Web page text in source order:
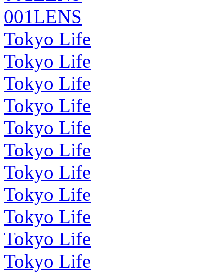
001LENS
Tokyo Life
Tokyo Life
Tokyo Life
Tokyo Life
Tokyo Life
Tokyo Life
Tokyo Life
Tokyo Life
Tokyo Life
Tokyo Life
Tokyo Life